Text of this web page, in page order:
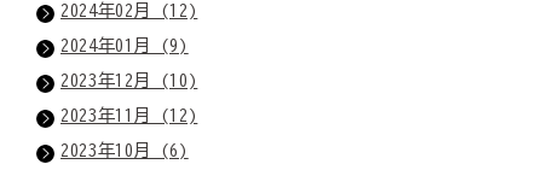
2024年02月 (12)
2024年01月 (9)
2023年12月 (10)
2023年11月 (12)
2023年10月 (6)